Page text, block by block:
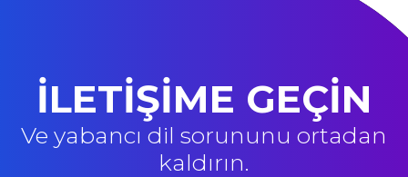
İLETİŞİME GEÇİN
Ve yabancı dil sorununu ortadan
kaldırın.